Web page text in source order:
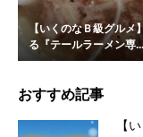
【いくのなＢ級グルメ
る『テールラーメン専...
おすすめ記事
【